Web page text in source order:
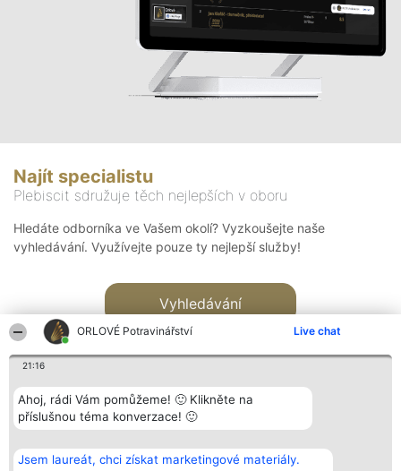
ORLOVÉ Potravinářství Live chat
21:16
Ahoj, rádi Vám pomůžeme! 🙂 Klikněte na
příslušnou téma konverzace! 🙂
Jsem laureát, chci získat marketingové materiály.
Najít specialistu
Plebiscit sdružuje těch nejlepších v oboru
Hledáte odborníka ve Vašem okolí? Vyzkoušejte naše
vyhledávání. Využívejte pouze ty nejlepší služby!
Vyhledávání
Bright Side Solutions sp. z o.
o. sp. k.
Vítězové
Seznam všech
Kontakt